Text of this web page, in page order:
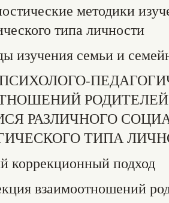
методики
типа личности
изучения семьи и
РАЗЛИЧНОГО
ТИПА
коррекционный подход
взаимоотношений